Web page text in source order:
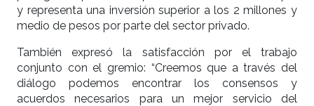
y representa una inversión superior a los 2 millones y
medio de pesos por parte del sector privado.
También expresó la satisfacción por el trabajo
conjunto con el gremio: “Creemos que a través del
diálogo podemos encontrar los consensos y
acuerdos necesarios para un mejor servicio del